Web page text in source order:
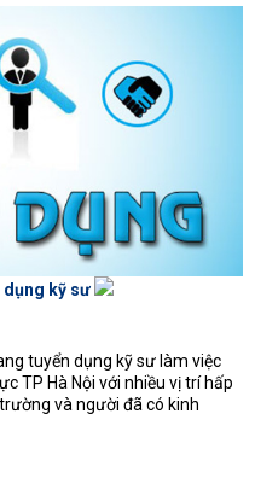
dụng kỹ sư
tuyển dụng kỹ sư làm việc
TP Hà Nội với nhiều vị trí hấp
và người đã có kinh